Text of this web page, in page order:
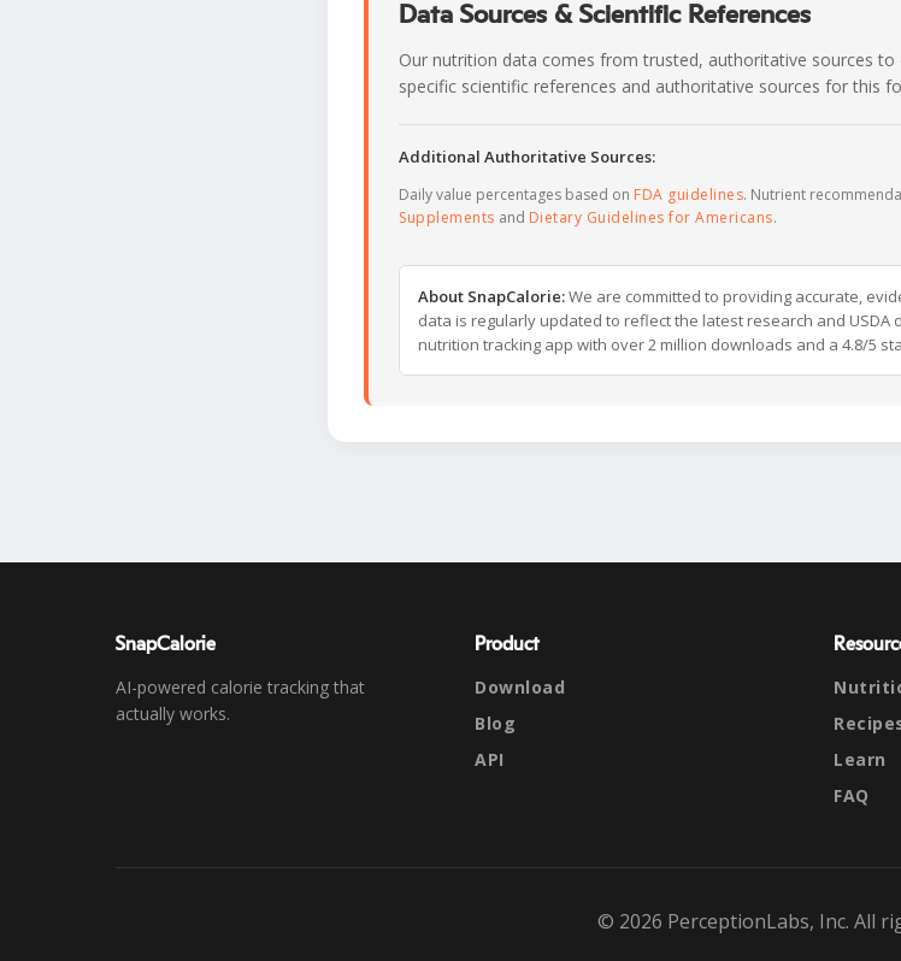
Data Sources & Scientific References
Our nutrition data comes from trusted, authoritative sources to
specific scientific references and authoritative sources for this
Additional Authoritative Sources:
Daily value percentages based on FDA guidelines. Nutrient
Supplements and Dietary Guidelines for Americans.
About SnapCalorie:We are committed to providing accurate,
data is regularly updated to reflect the latest research and USDA
nutrition tracking app with over 2 million downloads and a 4.8/5
SnapCalorie
AI-powered calorie tracking that
actually works.
Product
Download
Blog
API
Learn
FAQ
© 2026 PerceptionLabs, Inc. All